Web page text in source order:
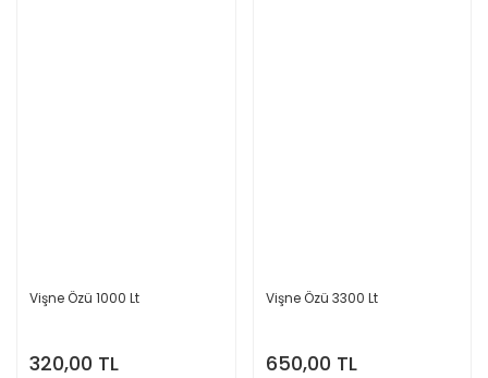
Vişne Özü 1000 Lt
320,00 TL
Vişne Özü 3300 Lt
650,00 TL